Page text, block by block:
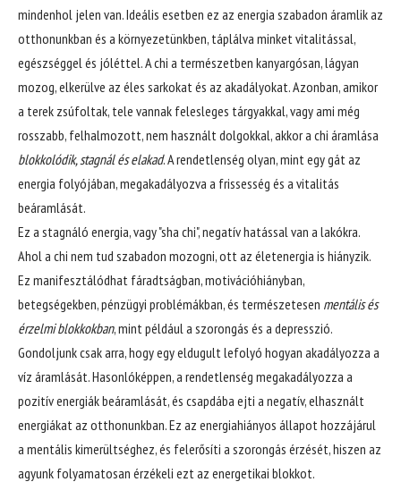
mindenhol jelen van. Ideális esetben ez az energia szabadon áramlik az
otthonunkban és a környezetünkben, táplálva minket vitalitással,
egészséggel és jóléttel. A chi a természetben kanyargósan, lágyan
mozog, elkerülve az éles sarkokat és az akadályokat. Azonban, amikor
a terek zsúfoltak, tele vannak felesleges tárgyakkal, vagy ami még
rosszabb, felhalmozott, nem használt dolgokkal, akkor a chi áramlása
blokkolódik, stagnál és elakad. A rendetlenség olyan, mint egy gát az
energia folyójában, megakadályozva a frissesség és a vitalitás
beáramlását.
Ez a stagnáló energia, vagy "sha chi", negatív hatással van a lakókra.
Ahol a chi nem tud szabadon mozogni, ott az életenergia is hiányzik.
Ez manifesztálódhat fáradtságban, motivációhiányban,
betegségekben, pénzügyi problémákban, és természetesen mentális és
érzelmi blokkokban, mint például a szorongás és a depresszió.
Gondoljunk csak arra, hogy egy eldugult lefolyó hogyan akadályozza a
víz áramlását. Hasonlóképpen, a rendetlenség megakadályozza a
pozitív energiák beáramlását, és csapdába ejti a negatív, elhasznált
energiákat az otthonunkban. Ez az energiahiányos állapot hozzájárul
a mentális kimerültséghez, és felerősíti a szorongás érzését, hiszen az
agyunk folyamatosan érzékeli ezt az energetikai blokkot.